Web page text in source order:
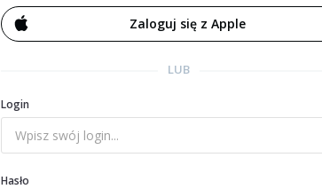
Zaloguj się z Apple
LUB
Login
Hasło